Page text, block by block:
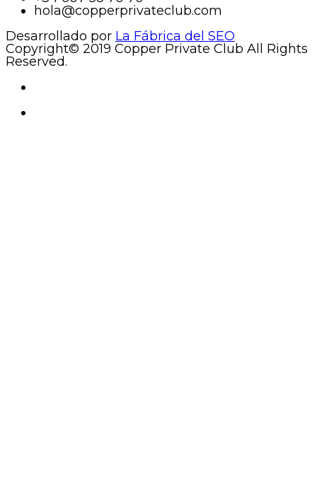
hola@copperprivateclub.com
Desarrollado por La Fábrica del SEO
Copyright© 2019 Copper Private Club All Rights
Reserved.